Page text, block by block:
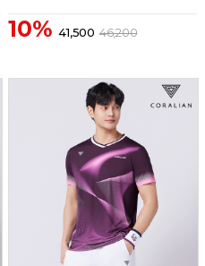
10% 41,500 46,200